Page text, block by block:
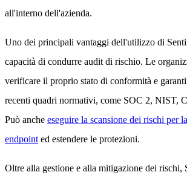
all'interno dell'azienda.
Uno dei principali vantaggi dell'utilizzo di
capacità di condurre audit di rischio. Le
verificare il proprio stato di conformità e
recenti quadri normativi, come SOC 2, NIST,
Può anche eseguire la scansione dei rischi per
endpoint ed estendere le protezioni.
Oltre alla gestione e alla mitigazione dei rischi,